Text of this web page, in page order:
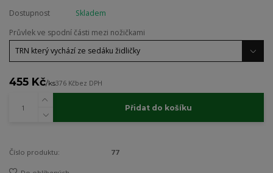
Dostupnost
Skladem
Průvlek ve spodní části mezi nožičkami
455 Kč/ks376 Kčbez DPH
Přidat do košíku
Číslo produktu: 77